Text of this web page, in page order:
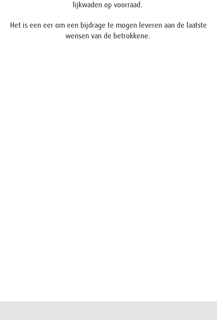
lijkwaden op voorraad.
Het is een eer om een bijdrage te mogen leveren aan de laatste
wensen van de betrokkene.